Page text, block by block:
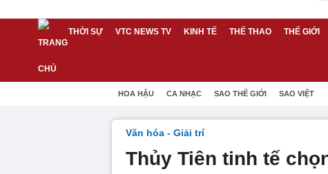
THỜI SỰ VTC NEWS TV KINH TẾ THỂ THAO THẾ GIỚI
HOA HẬU CA NHẠC SAO THẾ GIỚI SAO VIỆT
Văn hóa - Giải trí
Thủy Tiên tinh tế